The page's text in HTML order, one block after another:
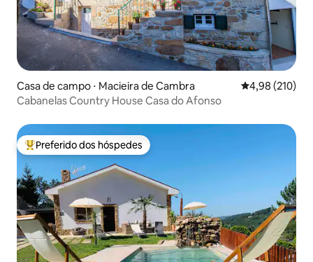
Casa de campo ⋅ Macieira de Cambra 4,98 de uma
4,98 (210)
Cabanelas Country House Casa do Afonso
Entre os melhores preferidos dos hóspedes
Preferido dos hóspedes